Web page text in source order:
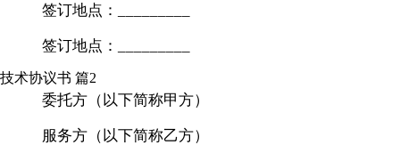
签订地点：_________
签订地点：_________
技术协议书 篇2
委托方（以下简称甲方）
服务方（以下简称乙方）